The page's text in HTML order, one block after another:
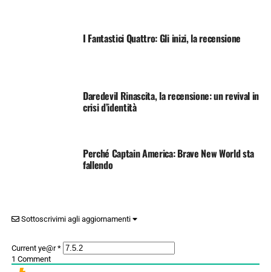
I Fantastici Quattro: Gli inizi, la recensione
Daredevil Rinascita, la recensione: un revival in
crisi d’identità
Perché Captain America: Brave New World sta
fallendo
Sottoscrivimi agli aggiornamenti
Current ye@r*
1 Comment